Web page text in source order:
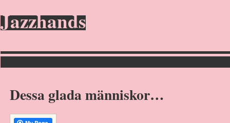
Jazzhands
Dessa glada människor…